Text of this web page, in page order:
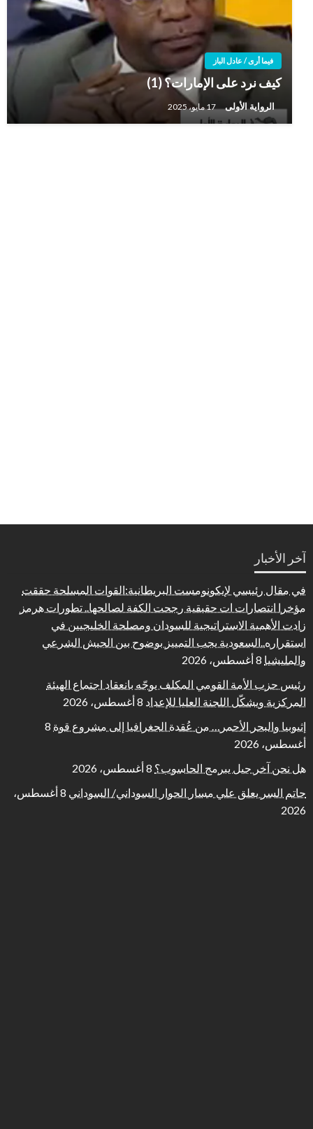
فيما أرى / عادل الباز
كيف نرد على الإمارات؟ (1)
الرواية الأولى 17 مايو، 2025
آخر الأخبار
في مقال رئيسي لإيكونومست البريطانية:القوات المسلحة حققت
مؤخرا انتصارات ات حقيقية رجحت الكفة لصالحها.. تطورات هرمز
زادت الأهمية الاستراتيجية للسودان ومصلحة الخليجيين في
استقراره..السعودية يجب التمييز بوضوح بين الجيش الشرعي
والمليشيا 8 أغسطس، 2026
رئيس حزب الأمة القومي المكلف يوجّه بانعقاد اجتماع الهيئة
المركزية ويشكّل اللجنة العليا للإعداد 8 أغسطس، 2026
إثيوبيا والبحر الأحمر… من عُقدة الجغرافيا إلى مشروع قوة 8
أغسطس، 2026
هل نحن آخر جيل يبرمج الحاسوب؟ 8 أغسطس، 2026
حاتم السر يعلق علي مسار الحوار السوداني/ السوداني
8 أغسطس،
2026